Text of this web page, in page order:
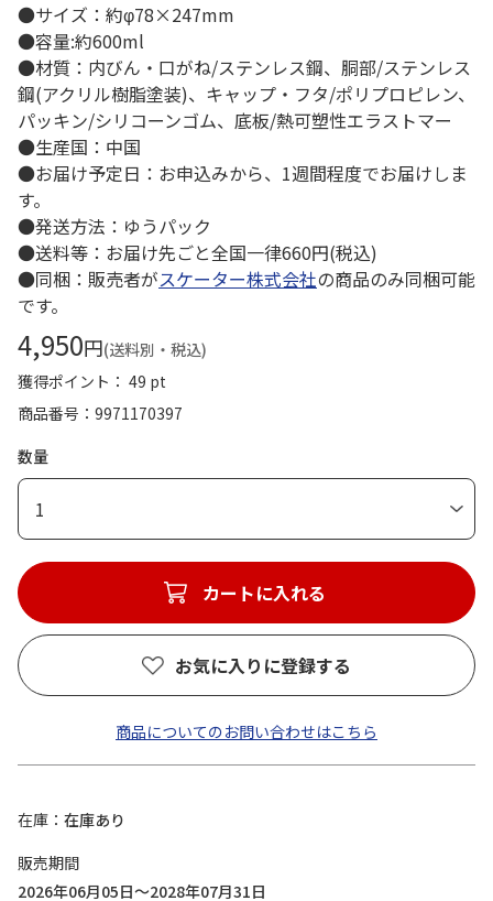
●サイズ：約φ78×247mm
●容量:約600ml
●材質：内びん・口がね/ステンレス鋼、胴部/ステンレス
鋼(アクリル樹脂塗装)、キャップ・フタ/ポリプロピレン、
パッキン/シリコーンゴム、底板/熱可塑性エラストマー
●生産国：中国
●お届け予定日：お申込みから、1週間程度でお届けしま
す。
●発送方法：ゆうパック
●送料等：お届け先ごと全国一律660円(税込)
●同梱：販売者がスケーター株式会社の商品のみ同梱可能
です。
4,950円(送料別・税込)
獲得ポイント： 49 pt
商品番号
9971170397
数量
1
カートに入れる
お気に入りに登録する
商品についてのお問い合わせはこちら
在庫
在庫あり
販売期間
2026年06月05日～2028年07月31日